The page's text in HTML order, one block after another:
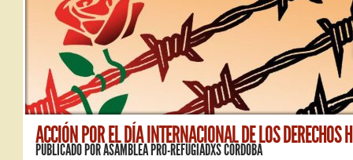
Visitantes, contando con la
presencia de Santi Donaire,
encargado del contenido...
»»
Jardines de los Patos.
Amnistía...
ACCIÓN POR EL DÍA INTERNACIONAL DE LOS DERECHOS
PUBLICADO PORASAMBLEA PRO-REFUGIADXS CÓRDOBA